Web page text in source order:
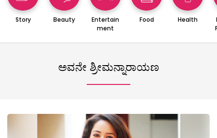
Story Beauty
Entertain
ment
Food Health
ಅವನೇ ಶ್ರೀಮನ್ನಾರಾಯಣ